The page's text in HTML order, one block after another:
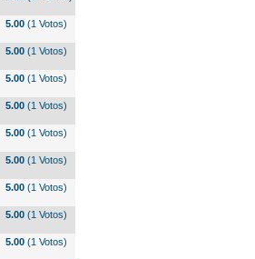
5.00 (1 Votos)
5.00 (1 Votos)
5.00 (1 Votos)
5.00 (1 Votos)
5.00 (1 Votos)
5.00 (1 Votos)
5.00 (1 Votos)
5.00 (1 Votos)
5.00 (1 Votos)